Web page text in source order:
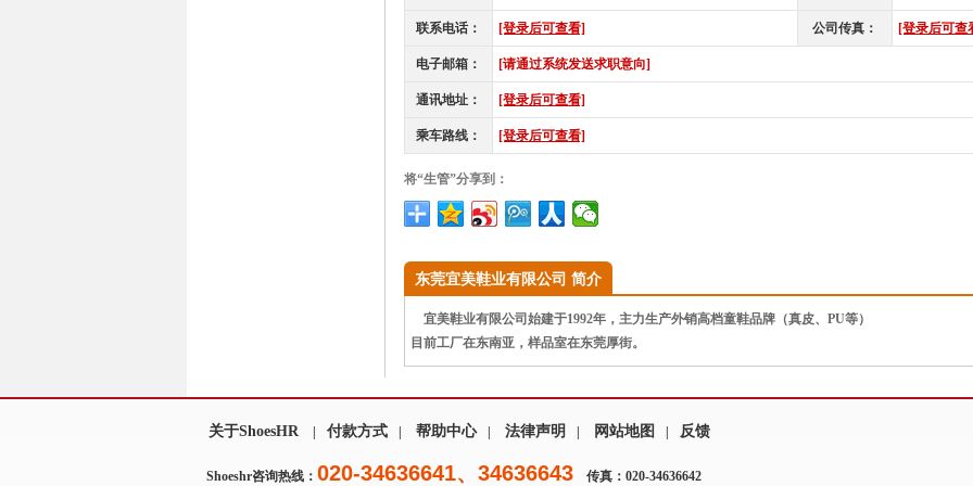
联系电话： [登录后可查看] 公司传真： [登录后可查
电子邮箱： [请通过系统发送求职意向]
通讯地址： [登录后可查看]
乘车路线： [登录后可查看]
将“生管”分享到：
东莞宜美鞋业有限公司 简介
宜美鞋业有限公司始建于1992年，主力生产外销高档童鞋品牌（真皮、PU等）
目前工厂在东南亚，样品室在东莞厚街。
关于ShoesHR 付款方式 帮助中心 法律声明 网站地图 反馈
Shoeshr咨询热线： 020-34636641、34636643 传真：020-34636642